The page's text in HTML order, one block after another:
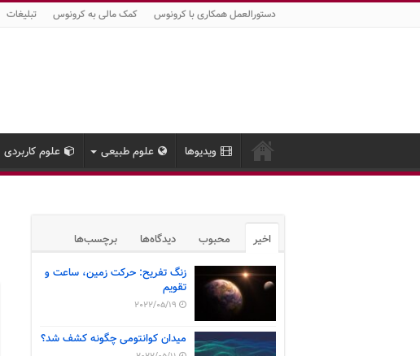
دستورالعمل همکاری با کرونوس کمک مالی به کرونوس تبلیغات
ویدیوها علوم طبیعی علوم کاربردی
اخیر محبوب دیدگاه‌ها برچسب‌ها
زنگ تفریح: حرکت زمین، ساعت و
تقویم
2022/05/19
میدان کوانتومی چگونه کشف شد؟